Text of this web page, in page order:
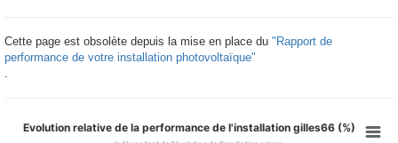
Cette page est obsolète depuis la mise en place du "Rapport de
performance de votre installation photovoltaïque"
Evolution relative de la performance de l'installation gilles66 (%)